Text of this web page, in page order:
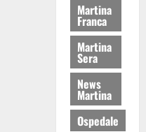
Martina
Franca
Martina
Sera
News
Martina
Ospedale